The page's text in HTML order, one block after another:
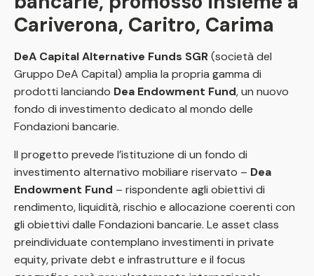
Cariverona, Caritro, Carima
DeA Capital Alternative Funds SGR(società del
Gruppo DeA Capital) amplia la propria gamma di
prodotti lanciando Dea Endowment Fund, un nuovo
fondo di investimento dedicato al mondo delle
Fondazioni bancarie.
Il progetto prevede l’istituzione di un fondo di
investimento alternativo mobiliare riservato – Dea
Endowment Fund – rispondente agli obiettivi di
rendimento, liquidità, rischio e allocazione coerenti con
gli obiettivi dalle Fondazioni bancarie. Le asset class
preindividuate contemplano investimenti in private
equity, private debt e infrastrutture e il focus